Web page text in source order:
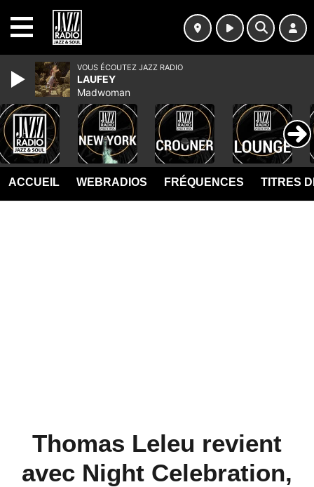
ACCUEIL WEBRADIOS FRÉQUENCES TITRES
Thomas Leleu revient
avec Night Celebration,
VOUS ÉCOUTEZ JAZZ RADIO
LAUFEY
Madwoman